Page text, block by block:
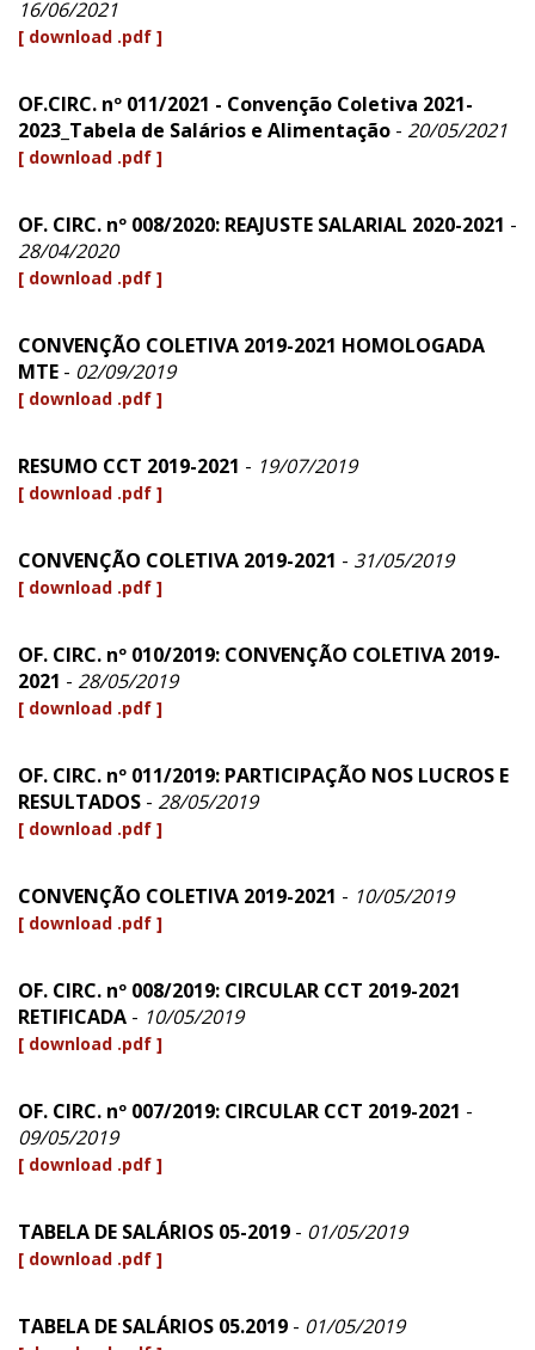
16/06/2021
[ download .pdf ]
OF.CIRC. nº 011/2021 - Convenção Coletiva 2021-
2023_Tabela de Salários e Alimentação - 20/05/2021
[ download .pdf ]
OF. CIRC. nº 008/2020: REAJUSTE SALARIAL 2020-2021 -
28/04/2020
[ download .pdf ]
CONVENÇÃO COLETIVA 2019-2021 HOMOLOGADA
MTE - 02/09/2019
[ download .pdf ]
RESUMO CCT 2019-2021 - 19/07/2019
[ download .pdf ]
CONVENÇÃO COLETIVA 2019-2021 - 31/05/2019
[ download .pdf ]
OF. CIRC. nº 010/2019: CONVENÇÃO COLETIVA 2019-
2021 - 28/05/2019
[ download .pdf ]
OF. CIRC. nº 011/2019: PARTICIPAÇÃO NOS LUCROS E
RESULTADOS - 28/05/2019
[ download .pdf ]
CONVENÇÃO COLETIVA 2019-2021 - 10/05/2019
[ download .pdf ]
OF. CIRC. nº 008/2019: CIRCULAR CCT 2019-2021
RETIFICADA - 10/05/2019
[ download .pdf ]
OF. CIRC. nº 007/2019: CIRCULAR CCT 2019-2021 -
09/05/2019
[ download .pdf ]
TABELA DE SALÁRIOS 05-2019 - 01/05/2019
[ download .pdf ]
TABELA DE SALÁRIOS 05.2019 - 01/05/2019